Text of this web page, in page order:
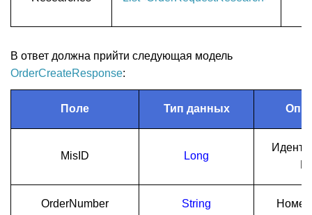
В ответ должна прийти следующая модель
OrderCreateResponse:
Поле Тип данных
MisID Long
OrderNumber String Номер